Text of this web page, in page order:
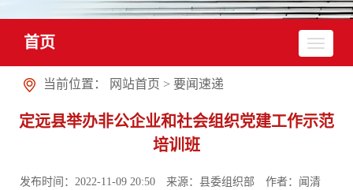
首页
当前位置： 网站首页 > 要闻速递
定远县举办非公企业和社会组织党建工作示范
培训班
发布时间：2022-11-09 20:50 来源：县委组织部
作者：闻清